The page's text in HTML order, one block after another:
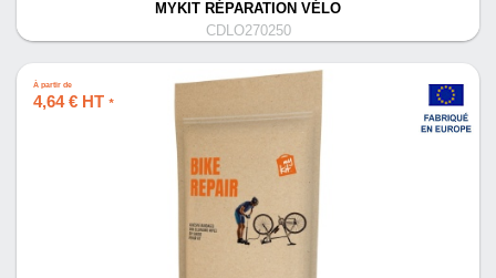
MYKIT RÉPARATION VÉLO
CDLO270250
À partir de
4,64 € HT *